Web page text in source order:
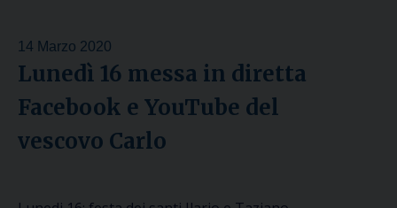
14 Marzo 2020
Lunedì 16 messa in diretta
Facebook e YouTube del
vescovo Carlo